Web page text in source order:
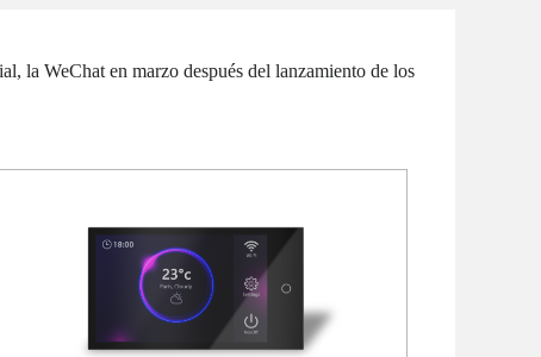
la WeChat en marzo después del lanzamiento de los